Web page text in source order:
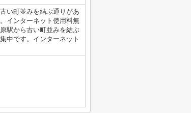
い町並みを結ぶ通りがあ
インターネット使用料無
駅から古い町並みを結ぶ
中です。インターネット